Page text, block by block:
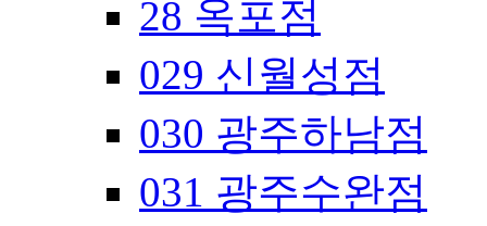
28 옥포점
029 신월성점
030 광주하남점
031 광주수완점